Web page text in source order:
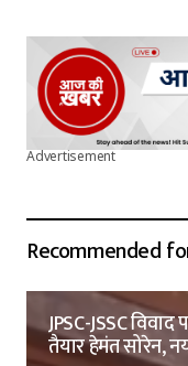
Advertisement
Recommended
JPSC-JSSC
तैयार हेमंत सोरेन,